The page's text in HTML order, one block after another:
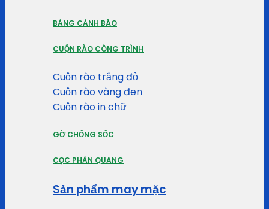
BẢNG CẢNH BÁO
CUỘN RÀO CÔNG TRÌNH
Cuộn rào trắng đỏ
Cuộn rào vàng đen
Cuộn rào in chữ
GỜ CHỐNG SỐC
CỌC PHẢN QUANG
Sản phẩm may mặc